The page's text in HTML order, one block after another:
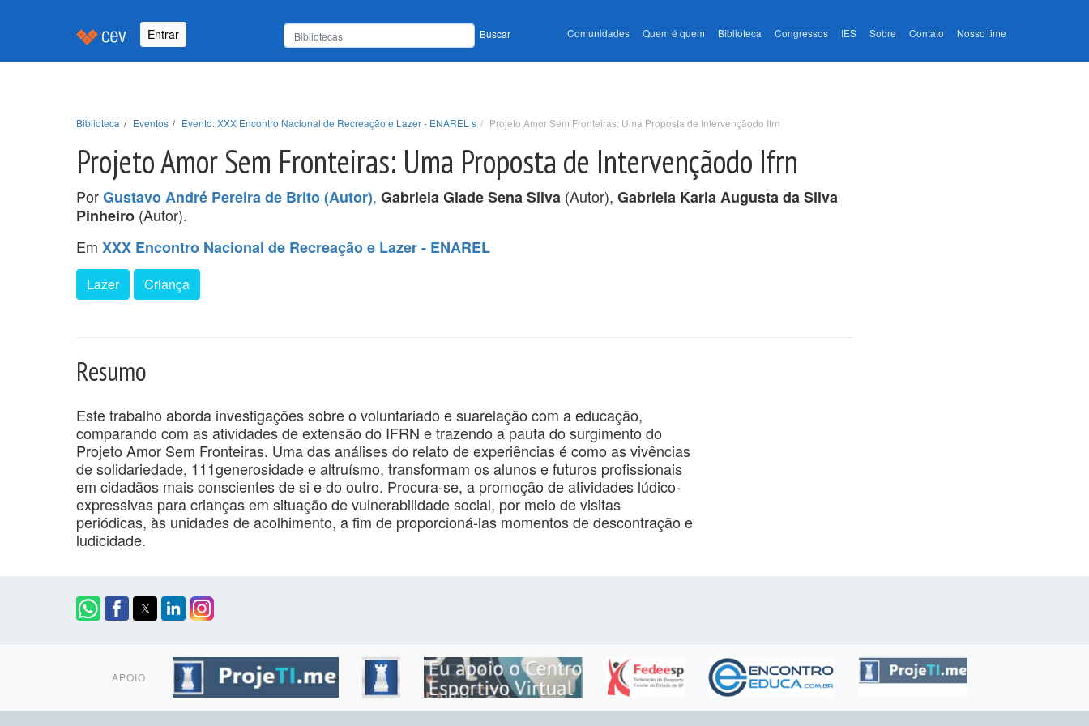
Entrar Buscar Comunidades Quem é quem Biblioteca Congressos IES Sobre Contato Nosso time
Biblioteca Eventos Evento: XXX Encontro Nacional de Recreação e Lazer - ENAREL s Projeto Amor Sem Fronteiras: Uma Proposta de Intervençãodo Ifrn
Projeto Amor Sem Fronteiras: Uma Proposta de Intervençãodo Ifrn
PorGustavo André Pereira de Brito (Autor), Gabriela Glade Sena Silva (Autor), Gabriela Karla Augusta da Silva
Pinheiro (Autor).
Em XXX Encontro Nacional de Recreação e Lazer - ENAREL
Lazer Criança
Resumo
Este trabalho aborda investigações sobre o voluntariado e suarelação com a educação,
comparando com as atividades de extensão do IFRN e trazendo a pauta do surgimento do
Projeto Amor Sem Fronteiras. Uma das análises do relato de experiências é como as vivências
de solidariedade, 111generosidade e altruísmo, transformam os alunos e futuros profissionais
em cidadãos mais conscientes de si e do outro. Procura-se, a promoção de atividades lúdico-
expressivas para crianças em situação de vulnerabilidade social, por meio de visitas
periódicas, às unidades de acolhimento, a fim de proporcioná-las momentos de descontração e
ludicidade.
APOIO